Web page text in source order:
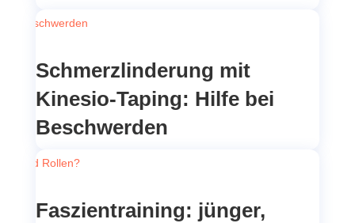
Schmerzlinderung mit
Kinesio-Taping: Hilfe bei
Beschwerden
Faszientraining: jünger,